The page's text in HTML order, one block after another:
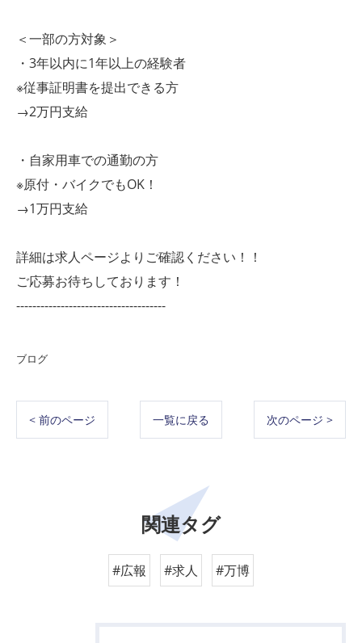
＜一部の方対象＞
・3年以内に1年以上の経験者
※従事証明書を提出できる方
→2万円支給
・自家用車での通勤の方
※原付・バイクでもOK！
→1万円支給
詳細は求人ページよりご確認ください！！
ご応募お待ちしております！
-------------------------------------
ブログ
< 前のページ 一覧に戻る 次のページ >
関連タグ
#広報 #求人 #万博